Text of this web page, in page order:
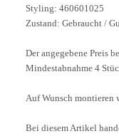
Styling: 460601025
Zustand: Gebraucht /
Der angegebene Preis
Mindestabnahme 4
Auf Wunsch montieren
Bei diesem Artikel